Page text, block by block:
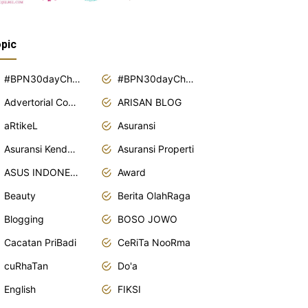
#BPN30dayChallenge2018
#BPN30dayChallenge2019
Advertorial Content
ARISAN BLOG
aRtikeL
Asuransi
Asuransi Kendaraan
Asuransi Properti
ASUS INDONESIA
Award
Beauty
Berita OlahRaga
Blogging
BOSO JOWO
Cacatan PriBadi
CeRiTa NooRma
cuRhaTan
Do'a
English
FIKSI